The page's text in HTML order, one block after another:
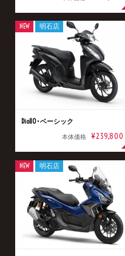
Dio110･ベーシック
本体価格 ¥239,800
NEW 明石店
NEW 明石店